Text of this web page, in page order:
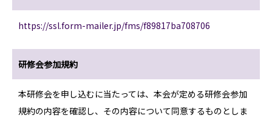
https://ssl.form-mailer.jp/fms/f89817ba708706
研修会参加規約
本研修会を申し込むに当たっては、本会が定める研修会参加
規約の内容を確認し、その内容について同意するものとしま